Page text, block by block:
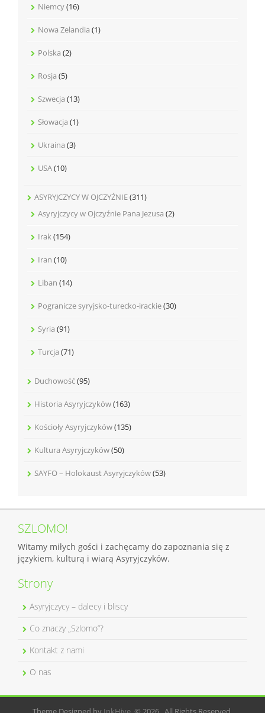
Niemcy(16)
Nowa Zelandia (1)
Polska (2)
Rosja (5)
Szwecja (13)
Słowacja (1)
Ukraina (3)
USA(10)
ASYRYJCZYCY W OJCZYŹNIE(311)
Asyryjczycy w Ojczyźnie Pana Jezusa (2)
Irak(154)
Iran (10)
Liban (14)
Pogranicze syryjsko-turecko-irackie(30)
Syria (91)
Turcja (71)
Duchowość(95)
Historia Asyryjczyków(163)
Kościoły Asyryjczyków(135)
Kultura Asyryjczyków(50)
SAYFO – Holokaust Asyryjczyków(53)
SZLOMO!
Witamy miłych gości i zachęcamy do zapoznania się z
językiem, kulturą i wiarą Asyryjczyków.
Strony
Asyryjczycy – dalecy i bliscy
Co znaczy „Szlomo”?
Kontakt z nami
O nas